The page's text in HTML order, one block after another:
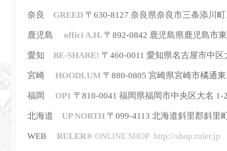
奈良 GREED 〒630-8127 奈良県奈良市三条添川
鹿児島 offici A.H. 〒892-0842 鹿児島県鹿児島市
愛知 BE-SHARE! 〒460-0011 愛知県名古屋市中
宮崎 HOODLUM 〒880-0805 宮崎県宮崎市橘通
福岡 OP1 〒810-0041 福岡県福岡市中央区大名
北海道 UP NORTH 〒099-4113 北海道斜里郡斜里
WEB RULER® ONLINE SHOP http://shop.ruler.jp